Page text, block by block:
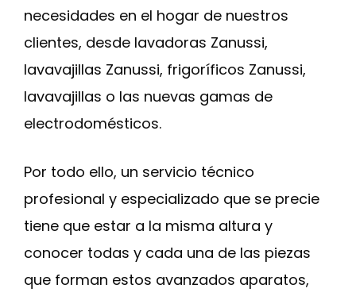
necesidades en el hogar de nuestros
clientes, desde lavadoras Zanussi,
lavavajillas Zanussi, frigoríficos Zanussi,
lavavajillas o las nuevas gamas de
electrodomésticos.
Por todo ello, un servicio técnico
profesional y especializado que se precie
tiene que estar a la misma altura y
conocer todas y cada una de las piezas
que forman estos avanzados aparatos,